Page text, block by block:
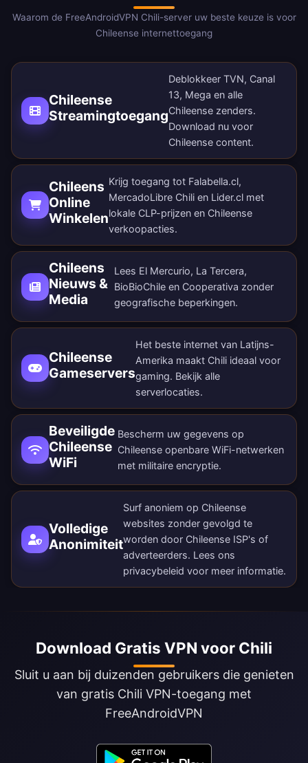
Waarom de FreeAndroidVPN Chili-server uw beste keuze is voor
Chileense internettoegang
Chileense
Streamingtoegang
Deblokkeer TVN, Canal
13, Mega en alle
Chileense zenders.
Download nu voor
Chileense content.
Chileens
Online
Winkelen
Krijg toegang tot Falabella.cl,
MercadoLibre Chili en Lider.cl met
lokale CLP-prijzen en Chileense
verkoopacties.
Chileens
Nieuws &
Media
Lees El Mercurio, La Tercera,
BioBioChile en Cooperativa zonder
geografische beperkingen.
Chileense
Gameservers
Het beste internet van Latijns-
Amerika maakt Chili ideaal voor
gaming. Bekijk alle
serverlocaties.
Beveiligde
Chileense
WiFi
Bescherm uw gegevens op
Chileense openbare WiFi-netwerken
met militaire encryptie.
Volledige
Anonimiteit
Surf anoniem op Chileense
websites zonder gevolgd te
worden door Chileense ISP's of
adverteerders. Lees ons
privacybeleid voor meer informatie.
Download Gratis VPN voor Chili
Sluit u aan bij duizenden gebruikers die genieten
van gratis Chili VPN-toegang met
FreeAndroidVPN